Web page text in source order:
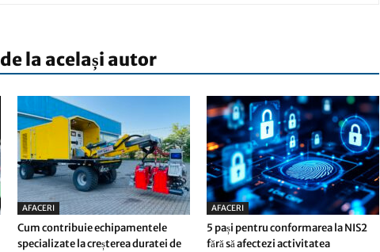
de la același autor
AFACERI
Cum contribuie echipamentele
specializate la creșterea duratei de
AFACERI
5 pași pentru conformarea la NIS2
fără să afectezi activitatea